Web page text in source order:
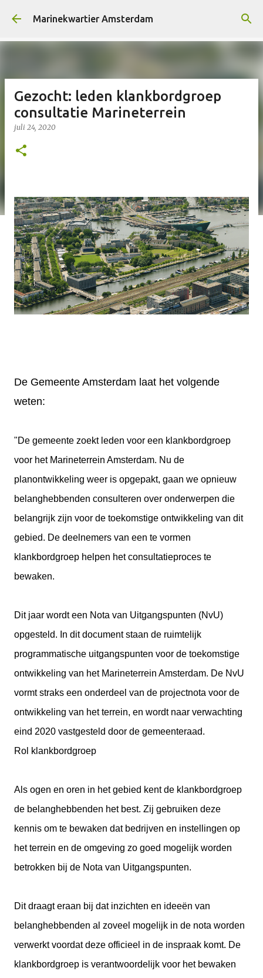
Doorgaan naar hoofdcontent
Marinekwartier Amsterdam
Gezocht: leden klankbordgroep
consultatie Marineterrein
juli 24, 2020
De Gemeente Amsterdam laat het volgende
weten:
"De gemeente zoekt leden voor een klankbordgroep
voor het Marineterrein Amsterdam. Nu de
planontwikkeling weer is opgepakt, gaan we opnieuw
belanghebbenden consulteren over onderwerpen die
belangrijk zijn voor de toekomstige ontwikkeling van dit
gebied. De deelnemers van een te vormen
klankbordgroep helpen het consultatieproces te
bewaken.
Dit jaar wordt een Nota van Uitgangspunten (NvU)
opgesteld. In dit document staan de ruimtelijk
programmatische uitgangspunten voor de toekomstige
ontwikkeling van het Marineterrein Amsterdam. De NvU
vormt straks een onderdeel van de projectnota voor de
ontwikkeling van het terrein, en wordt naar verwachting
eind 2020 vastgesteld door de gemeenteraad.
Rol klankbordgroep
Als ogen en oren in het gebied kent de klankbordgroep
de belanghebbenden het best. Zij gebruiken deze
kennis om te bewaken dat bedrijven en instellingen op
het terrein en de omgeving zo goed mogelijk worden
betrokken bij de Nota van Uitgangspunten.
Dit draagt eraan bij dat inzichten en ideeën van
belanghebbenden al zoveel mogelijk in de nota worden
verwerkt voordat deze officieel in de inspraak komt. De
klankbordgroep is verantwoordelijk voor het bewaken